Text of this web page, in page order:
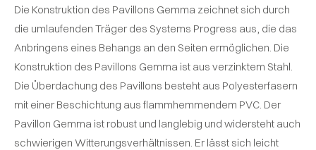
Die Konstruktion des Pavillons Gemma zeichnet sich durch
die umlaufenden Träger des Systems Progress aus, die das
Anbringens eines Behangs an den Seiten ermöglichen. Die
Konstruktion des Pavillons Gemma ist aus verzinktem Stahl.
Die Überdachung des Pavillons besteht aus Polyesterfasern
mit einer Beschichtung aus flammhemmendem PVC. Der
Pavillon Gemma ist robust und langlebig und widersteht auch
schwierigen Witterungsverhältnissen. Er lässt sich leicht